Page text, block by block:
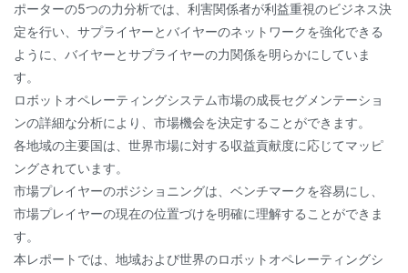
ポーターの5つの力分析では、利害関係者が利益重視のビジネス決
定を行い、サプライヤーとバイヤーのネットワークを強化できる
ように、バイヤーとサプライヤーの力関係を明らかにしていま
す。
ロボットオペレーティングシステム市場の成長セグメンテーショ
ンの詳細な分析により、市場機会を決定することができます。
各地域の主要国は、世界市場に対する収益貢献度に応じてマッピ
ングされています。
市場プレイヤーのポジショニングは、ベンチマークを容易にし、
市場プレイヤーの現在の位置づけを明確に理解することができま
す。
本レポートでは、地域および世界のロボットオペレーティングシ